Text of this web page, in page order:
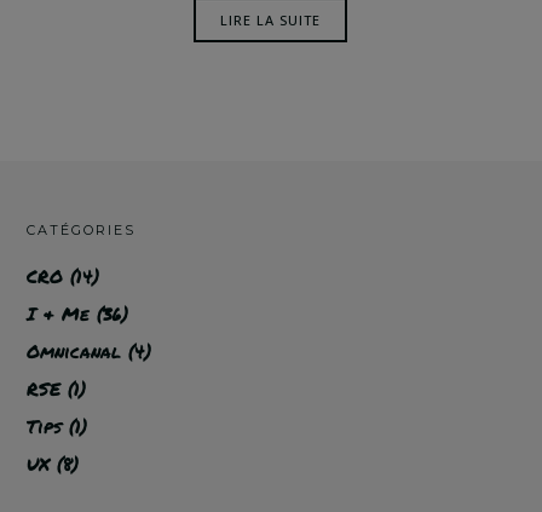
LIRE LA SUITE
CATÉGORIES
CRO (14)
I & Me (36)
Omnicanal (4)
RSE(1)
Tips(1)
UX(8)